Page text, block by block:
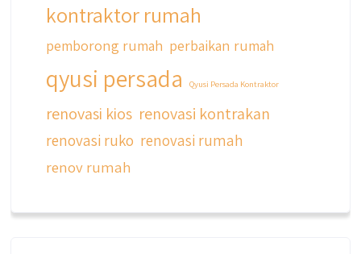
kontraktor rumah
pemborong rumah perbaikan rumah
qyusi persada Qyusi Persada Kontraktor
renovasi kios renovasi kontrakan
renovasi ruko renovasi rumah
renov rumah